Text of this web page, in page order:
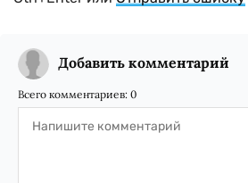
Добавить комментарий
Всего комментариев: 0